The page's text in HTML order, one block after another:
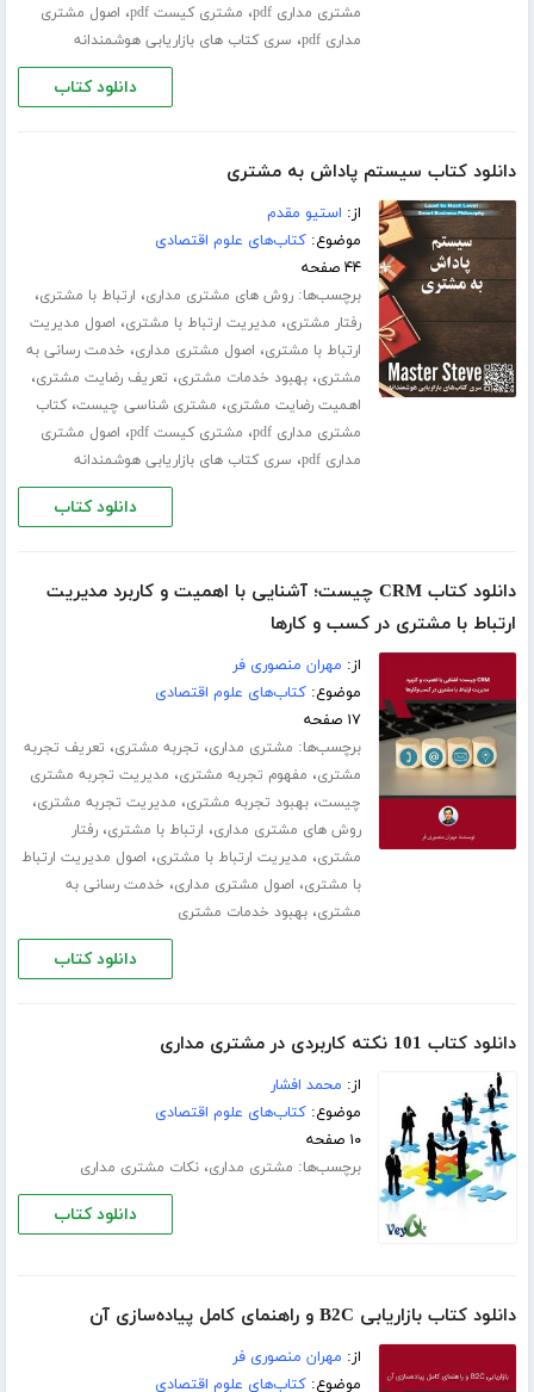
مشتری مداری pdf
، مشتری کیست pdf ، اصول مشتری
مداری pdf
، سری کتاب های بازاریابی هوشمندانه
دانلود کتاب
دانلود کتاب سیستم پاداش به مشتری
از: استیو مقدم
موضوع:کتاب‌های علوم اقتصادی
۴۴ صفحه
برچسب‌ها:روش های مشتری مداری، ارتباط با مشتری،
رفتار مشتری، مدیریت ارتباط با مشتری، اصول مدیریت
ارتباط با مشتری، اصول مشتری مداری، خدمت رسانی به
مشتری،بهبود خدمات مشتری، تعریف رضایت مشتری،
اهمیت رضایت مشتری، مشتری شناسی چیست،کتاب
مشتری مداری pdf
، مشتری کیست pdf ، اصول مشتری
مداری pdf
، سری کتاب های بازاریابی هوشمندانه
دانلود کتاب
دانلود کتاب CRM چیست؛ آشنایی با اهمیت و کاربرد مدیریت
ارتباط با مشتری در کسب و‌ کارها
از: مهران منصوری فر
موضوع:کتاب‌های علوم اقتصادی
۱۷ صفحه
برچسب‌ها: مشتری مداری، تجربه مشتری، تعریف تجربه
مشتری، مفهوم تجربه مشتری، مدیریت تجربه مشتری
چیست،بهبود تجربه مشتری، مدیریت تجربه مشتری،
روش های مشتری مداری، ارتباط با مشتری،رفتار
مشتری، مدیریت ارتباط با مشتری، اصول مدیریت ارتباط
با مشتری، اصول مشتری مداری، خدمت رسانی به
مشتری،بهبود خدمات مشتری
دانلود کتاب
دانلود کتاب 101 نکته کاربردی در مشتری مداری
از: محمد افشار
موضوع:کتاب‌های علوم اقتصادی
۱۰ صفحه
برچسب‌ها: مشتری مداری،نکات مشتری مداری
دانلود کتاب
دانلود کتاب بازاریابی B2C و راهنمای کامل پیاده‌سازی آن
از: مهران منصوری فر
موضوع:کتاب‌های علوم اقتصادی